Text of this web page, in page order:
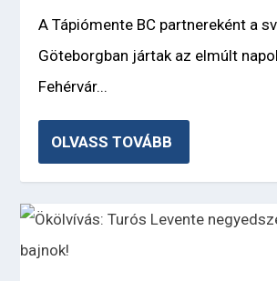
A Tápiómente BC partnereként a
Göteborgban jártak az elmúlt
Fehérvár...
OLVASS TOVÁBB